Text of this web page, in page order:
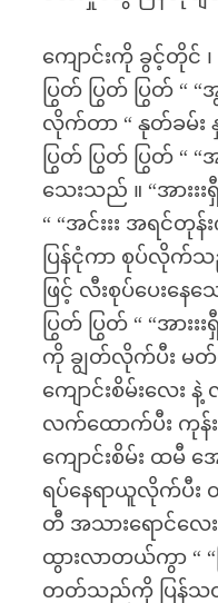
ကျောင်းကို ခွင့်တိုင်
ပြွတ် ပြွတ် ပြွတ် “
လိုက်တာ “ နုတ်ခမ်း
ပြွတ် ပြွတ် ပြွတ် “
သေးသည် ။ “အားးး
“ “အင်းးး အရင်တု
ပြန်ငုံကာ စုပ်လိုက်သ
ဖြင့် လီးစုပ်ပေးန
ပြွတ် ပြွတ် “ “အားး
ကို ချွတ်လိုက်ပီး မတ်
ကျောင်းစိမ်းလေး
လက်ထောက်ပီး ကုန်း
ကျောင်းစိမ်း ထမီ
ရပ်နေရာယူလိုက်ပီ
တီ အသားရောင်လေ
ထွားလာတယ်ကွာ “ “ဖြ
တတ်သည်ကို ပြန်သတိ